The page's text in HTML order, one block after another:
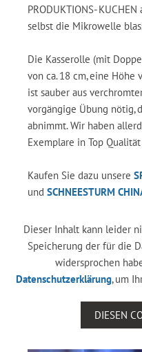
PRODUKTIONS-
selbst die Mikrowelle
Die Kasserolle (mit
von ca. 18 cm, eine Höhe
ist sauber aus
vorgängige Übung nötig,
abnimmt. Wir haben
Exemplare in Top
Kaufen Sie dazu unsere
und SCHNEESTURM
Dieser Inhalt kann leider
Speicherung der für die
widersprochen
Datenschutzerklärung, um
DIESEN